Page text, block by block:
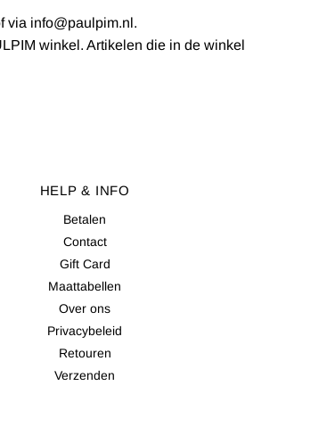
via info@paulpim.nl.
winkel. Artikelen die in de winkel
HELP & INFO
Betalen
Contact
Gift Card
Maattabellen
Over ons
Privacybeleid
Retouren
Verzenden